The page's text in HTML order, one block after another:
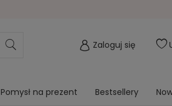
Zaloguj się
Pomysł na prezent Bestsellery